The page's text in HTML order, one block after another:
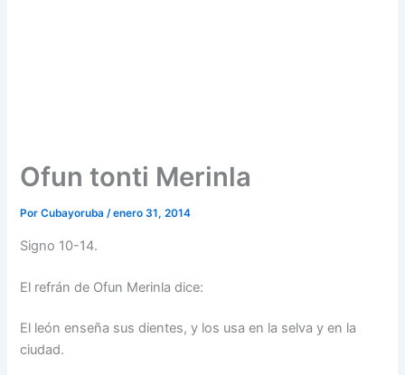
Ofun tonti Merinla
PorCubayoruba/enero 31, 2014
Signo 10-14.
El refrán de Ofun Merinla dice:
El león enseña sus dientes, y los usa en la selva y en la
ciudad.